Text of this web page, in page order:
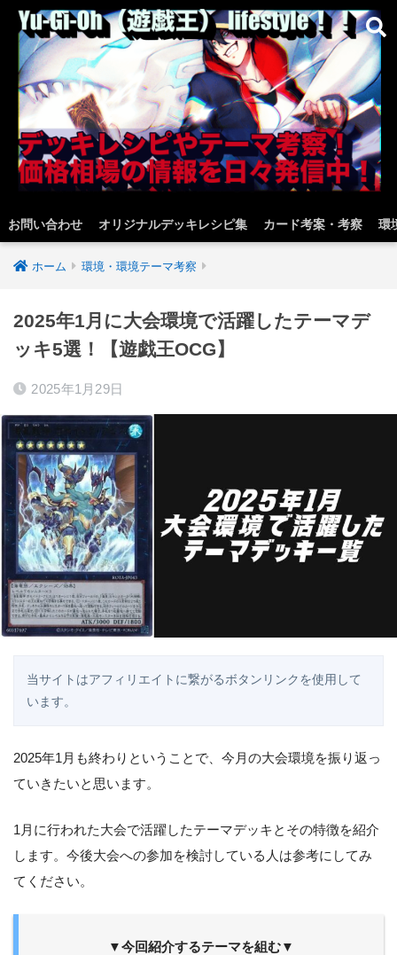
お問い合わせ オリジナルデッキレシピ集 カード考案・考察 環
ホーム 環境・環境テーマ考察
2025年1月に大会環境で活躍したテーマデ
ッキ5選！【遊戯王OCG】
2025年1月29日
当サイトはアフィリエイトに繋がるボタンリンクを使用して
います。
2025年1月も終わりということで、今月の大会環境を振り返っ
ていきたいと思います。
1月に行われた大会で活躍したテーマデッキとその特徴を紹介
します。今後大会への参加を検討している人は参考にしてみ
てください。
▼今回紹介するテーマを組む▼